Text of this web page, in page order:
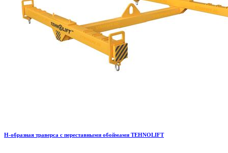
H-образная траверса с переставными обоймами TEHNOLIFT